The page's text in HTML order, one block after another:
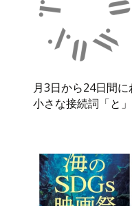
月3日から24日間
小さな接続詞「と